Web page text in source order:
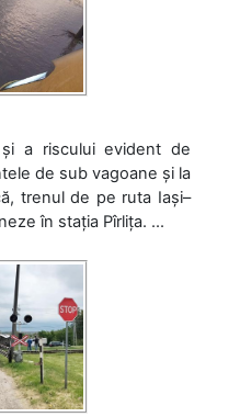
a riscului evident de
de sub vagoane și la
trenul de pe ruta Iași–
în stația Pîrlița. ...